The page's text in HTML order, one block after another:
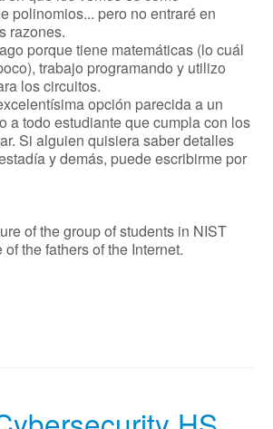
polinomios... pero no entraré en
razones.
porque tiene matemáticas (lo cuál
trabajo programando y utilizo
los circuitos.
opción parecida a un
a todo estudiante que cumpla con los
Si alguien quisiera saber detalles
y demás, puede escribirme por
of the group of students in NIST
the fathers of the Internet.